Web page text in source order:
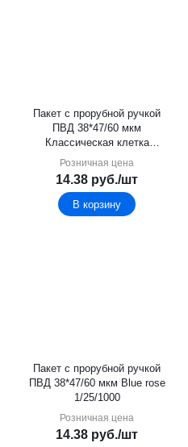
Пакет с прорубной ручкой
ПВД 38*47/60 мкм
Классическая клетка
Розничная цена
14.38 руб./шт
В корзину
Пакет с прорубной ручкой
ПВД 38*47/60 мкм Blue rose
1/25/1000
Розничная цена
14.38 руб./шт